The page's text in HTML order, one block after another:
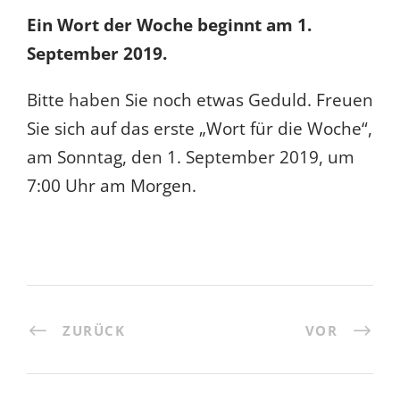
Ein Wort der Woche beginnt am 1.
September 2019.
Bitte haben Sie noch etwas Geduld. Freuen
Sie sich auf das erste „Wort für die Woche“,
am Sonntag, den 1. September 2019, um
7:00 Uhr am Morgen.
ZURÜCK VOR